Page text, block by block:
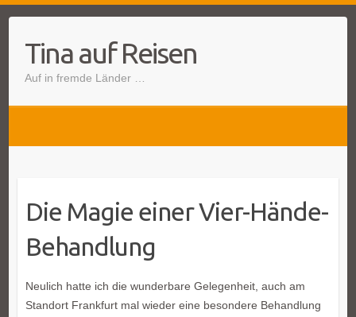
Tina auf Reisen
Auf in fremde Länder …
Die Magie einer Vier-Hände-
Behandlung
Neulich hatte ich die wunderbare Gelegenheit, auch am
Standort Frankfurt mal wieder eine besondere Behandlung